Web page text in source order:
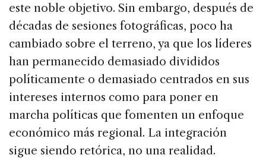
este noble objetivo. Sin embargo, después de
décadas de sesiones fotográficas, poco ha
cambiado sobre el terreno, ya que los líderes
han permanecido demasiado divididos
políticamente o demasiado centrados en sus
intereses internos como para poner en
marcha políticas que fomenten un enfoque
económico más regional. La integración
sigue siendo retórica, no una realidad.